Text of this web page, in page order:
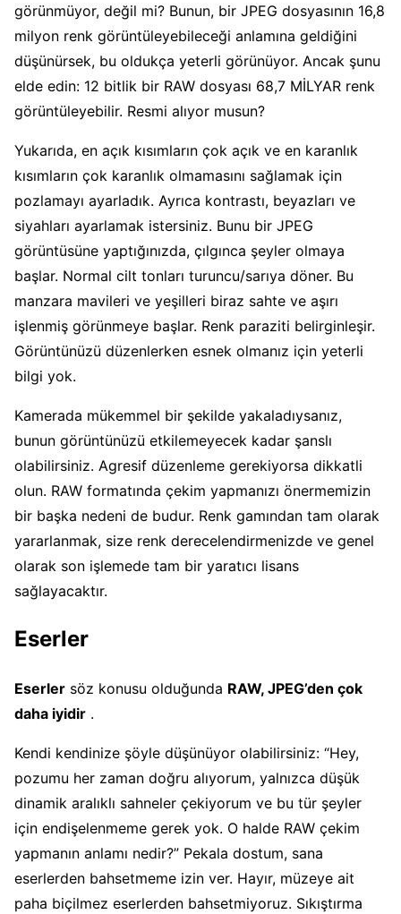
görünmüyor, değil mi? Bunun, bir JPEG dosyasının 16,8
milyon renk görüntüleyebileceği anlamına geldiğini
düşünürsek, bu oldukça yeterli görünüyor. Ancak şunu
elde edin: 12 bitlik bir RAW dosyası 68,7 MİLYAR renk
görüntüleyebilir. Resmi alıyor musun?
Yukarıda, en açık kısımların çok açık ve en karanlık
kısımların çok karanlık olmamasını sağlamak için
pozlamayı ayarladık. Ayrıca kontrastı, beyazları ve
siyahları ayarlamak istersiniz. Bunu bir JPEG
görüntüsüne yaptığınızda, çılgınca şeyler olmaya
başlar. Normal cilt tonları turuncu/sarıya döner. Bu
manzara mavileri ve yeşilleri biraz sahte ve aşırı
işlenmiş görünmeye başlar. Renk paraziti belirginleşir.
Görüntünüzü düzenlerken esnek olmanız için yeterli
bilgi yok.
Kamerada mükemmel bir şekilde yakaladıysanız,
bunun görüntünüzü etkilemeyecek kadar şanslı
olabilirsiniz. Agresif düzenleme gerekiyorsa dikkatli
olun. RAW formatında çekim yapmanızı önermemizin
bir başka nedeni de budur. Renk gamından tam olarak
yararlanmak, size renk derecelendirmenizde ve genel
olarak son işlemede tam bir yaratıcı lisans
sağlayacaktır.
Eserler
Eserler söz konusu olduğunda RAW, JPEG’den çok
daha iyidir .
Kendi kendinize şöyle düşünüyor olabilirsiniz: “Hey,
pozumu her zaman doğru alıyorum, yalnızca düşük
dinamik aralıklı sahneler çekiyorum ve bu tür şeyler
için endişelenmeme gerek yok. O halde RAW çekim
yapmanın anlamı nedir?” Pekala dostum, sana
eserlerden bahsetmeme izin ver. Hayır, müzeye ait
paha biçilmez eserlerden bahsetmiyoruz. Sıkıştırma